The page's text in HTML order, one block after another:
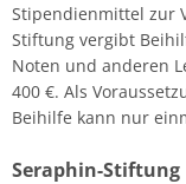
Stipendienmittel zur
Stiftung vergibt
Noten und anderen
400 €. Als
Beihilfe kann nur
Seraphin-Stiftung